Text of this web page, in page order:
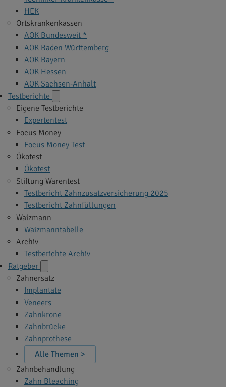
HEK
Ortskrankenkassen
AOK Bundesweit *
AOK Baden Württemberg
AOK Bayern
AOK Hessen
AOK Sachsen-Anhalt
Testberichte
Eigene Testberichte
Expertentest
Focus Money
Focus Money Test
Ökotest
Ökotest
Stiftung Warentest
Testbericht Zahnzusatzversicherung 2025
Testbericht Zahnfüllungen
Waizmann
Waizmanntabelle
Archiv
Testberichte Archiv
Ratgeber
Zahnersatz
Implantate
Veneers
Zahnkrone
Zahnbrücke
Zahnprothese
Alle Themen >
Zahnbehandlung
Zahn Bleaching